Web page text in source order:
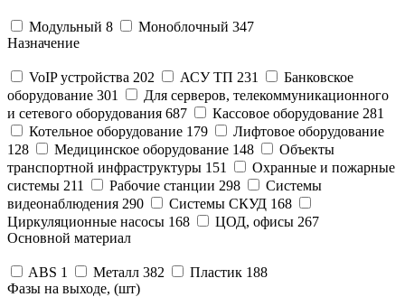
Модульный 8 Моноблочный 347
Назначение
VoIP устройства 202 АСУ ТП 231
Банковское
оборудование 301
Для серверов, телекоммуникационного
и сетевого оборудования 687 Кассовое оборудование 281
Котельное оборудование 179
Лифтовое оборудование
128
Медицинское оборудование 148
Объекты
транспортной инфраструктуры 151
Охранные и пожарные
системы 211 Рабочие станции 298
Системы
видеонаблюдения 290 Системы СКУД 168
Циркуляционные насосы 168 ЦОД, офисы 267
Основной материал
ABS 1 Металл 382 Пластик 188
Фазы на выходе, (шт)